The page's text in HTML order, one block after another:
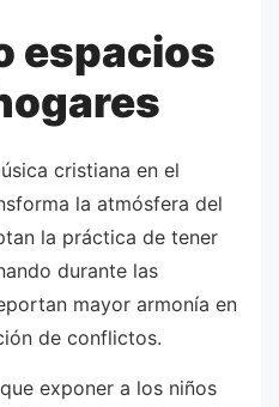
espacios
cristiana en el
la atmósfera del
la práctica de tener
durante las
mayor armonía en
de conflictos.
exponer a los niños